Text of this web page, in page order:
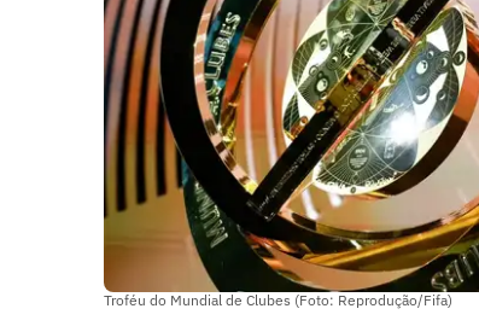
Troféu do Mundial de Clubes (Foto: Reprodução/Fifa)